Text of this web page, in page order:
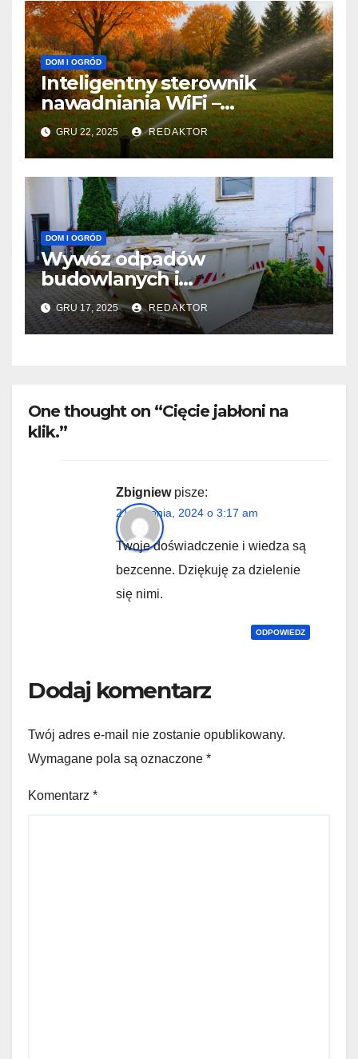
DOM I OGRÓD
Inteligentny sterownik
nawadniania WiFi –
nowoczesne nawadnianie z
Rain Bird
GRU 22, 2025 REDAKTOR
DOM I OGRÓD
Wywóz odpadów
budowlanych i
poremontowych – co zalicza
się do tej kategorii?
GRU 17, 2025 REDAKTOR
One thought on “Cięcie jabłoni na
klik.”
Zbigniew pisze:
21 sierpnia, 2024 o 3:17 am
Twoje doświadczenie i wiedza są
bezcenne. Dziękuję za dzielenie
się nimi.
ODPOWIEDZ
Dodaj komentarz
Twój adres e-mail nie zostanie opublikowany.
Wymagane pola są oznaczone *
Komentarz *